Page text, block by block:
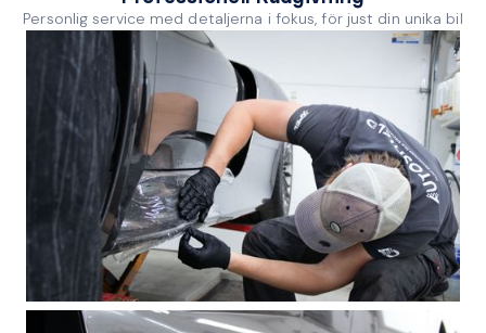
Personlig service med detaljerna i fokus, för just din unika bil